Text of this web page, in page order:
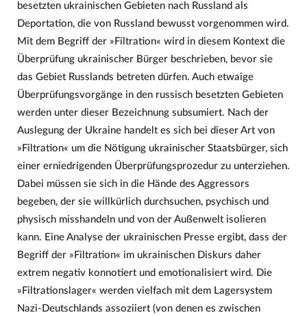
besetzten ukrainischen Gebieten nach Russland als
Deportation, die von Russland bewusst vorgenommen wird.
Mit dem Begriff der »Filtration« wird in diesem Kontext die
Überprüfung ukrainischer Bürger beschrieben, bevor sie
das Gebiet Russlands betreten dürfen. Auch etwaige
Überprüfungsvorgänge in den russisch besetzten Gebieten
werden unter dieser Bezeichnung subsumiert. Nach der
Auslegung der Ukraine handelt es sich bei dieser Art von
»Filtration« um die Nötigung ukrainischer Staatsbürger, sich
einer erniedrigenden Überprüfungsprozedur zu unterziehen.
Dabei müssen sie sich in die Hände des Aggressors
begeben, der sie willkürlich durchsuchen, psychisch und
physisch misshandeln und von der Außenwelt isolieren
kann. Eine Analyse der ukrainischen Presse ergibt, dass der
Begriff der »Filtration« im ukrainischen Diskurs daher
extrem negativ konnotiert und emotionalisiert wird. Die
»Filtrationslager« werden vielfach mit dem Lagersystem
Nazi-Deutschlands assoziiert (von denen es zwischen